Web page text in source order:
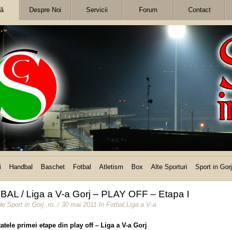
Despre Noi Servicii Forum Contact
Handbal Baschet Fotbal Atletism Box Alte Sporturi Sport in Gorj
/ Liga a V-a Gorj – PLAY OFF – Etapa I
Sport in Gorj .ro. / 30 mai 2011 In Fotbal,Liga a V-a
primei etape din play off – Liga a V-a Gorj